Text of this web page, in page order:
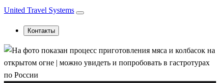
United Travel Systems
Контакты